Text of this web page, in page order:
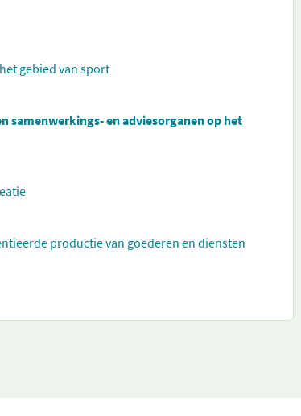
gebied van sport
samenwerkings- en adviesorganen op het
productie van goederen en diensten